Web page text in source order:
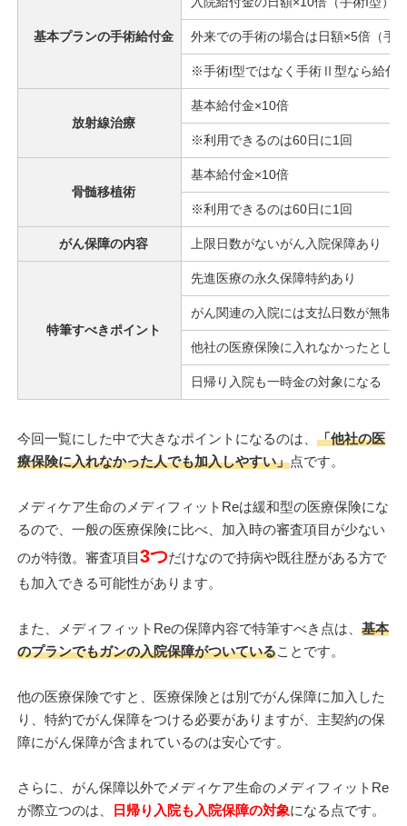
基本プランの手術給付金 外来での手術の場合は日額×5倍（手
※手術I型ではなく手術Ⅱ型なら給付
放射線治療
基本給付金×10倍
※利用できるのは60日に1回
骨髄移植術
基本給付金×10倍
※利用できるのは60日に1回
がん保障の内容 上限日数がないがん入院保障あり
特筆すべきポイント
先進医療の永久保障特約あり
がん関連の入院には支払日数が無制限
他社の医療保険に入れなかったとし
日帰り入院も一時金の対象になる
今回一覧にした中で大きなポイントになるのは、 「他社の医
療保険に入れなかった人でも加入しやすい」点です。
メディケア生命のメディフィットReは緩和型の医療保険にな
るので、一般の医療保険に比べ、加入時の審査項目が少ない
のが特徴。審査項目3つだけなので持病や既往歴がある方で
も加入できる可能性があります。
また、メディフィットReの保障内容で特筆すべき点は、 基本
のプランでもガンの入院保障がついていることです。
他の医療保険ですと、医療保険とは別でがん保障に加入した
り、特約でがん保障をつける必要がありますが、主契約の保
障にがん保障が含まれているのは安心です。
さらに、がん保障以外でメディケア生命のメディフィットRe
が際立つのは、
日帰り入院も入院保障の対象になる点です。